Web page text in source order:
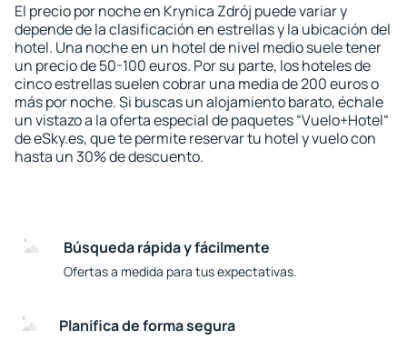
El precio por noche en Krynica Zdrój puede variar y
depende de la clasificación en estrellas y la ubicación del
hotel. Una noche en un hotel de nivel medio suele tener
un precio de 50-100 euros. Por su parte, los hoteles de
cinco estrellas suelen cobrar una media de 200 euros o
más por noche. Si buscas un alojamiento barato, échale
un vistazo a la oferta especial de paquetes “Vuelo+Hotel“
de eSky.es, que te permite reservar tu hotel y vuelo con
hasta un 30% de descuento.
Búsqueda rápida y fácilmente
Ofertas a medida para tus expectativas.
Planifica de forma segura